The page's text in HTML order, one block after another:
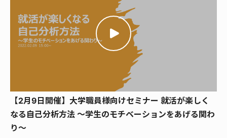
【2月9日開催】大学職員様向けセミナー 就活が楽しく
なる自己分析方法 ～学生のモチベーションをあげる関わ
り～